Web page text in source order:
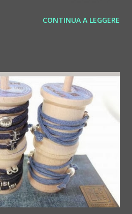
Toma, giovane vocalist ormai
durante la serata e pure
a ballare con la Domenica
3 di notte si balla con ingresso
con la musica più happy
comprese). Al mixer Denis M,
belle immagini sugli
per chiudere il weekend.
info 3407675118 Via
CONTINUA A LEGGERE